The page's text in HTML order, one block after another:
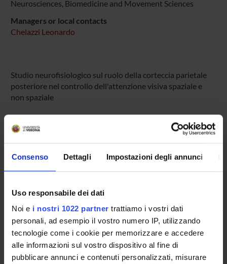
Consenso Dettagli Impostazioni degli annunci
Uso responsabile dei dati
Noi e i nostri 1022 partner trattiamo i vostri dati
personali, ad esempio il vostro numero IP, utilizzando
tecnologie come i cookie per memorizzare e accedere
alle informazioni sul vostro dispositivo al fine di
pubblicare annunci e contenuti personalizzati, misurare
Neurosciences, Biomedicine and Movement Sciences
Managers or local contacts
Chelazzi Leonardo
Studio neurofisiologico sul ruolo della corteccia parietale
posteriore nel controllo dell'attenzione visiva spaziale e
non spaziale
PROJECT PARTICIPANTS
Full Professor
Associate Professor
Ashkan Golzar
Ilaria Sani
Elisa Santandrea
Temporary Assistant Professor